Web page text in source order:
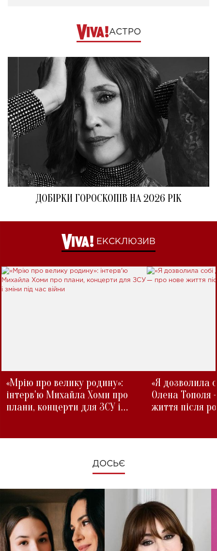
АСТРО
ДОБІРКИ ГОРОСКОПІВ НА 2026 РІК
ЕКСКЛЮЗИВ
«Мрію про велику родину»:
інтерв'ю Михайла Хоми про
плани, концерти для ЗСУ і
«Я дозволила
Олена Тополя
життя після
ДОСЬЄ